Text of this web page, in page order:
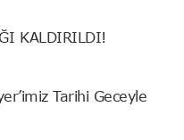
KALDIRILDI!
Tarihi Geceyle